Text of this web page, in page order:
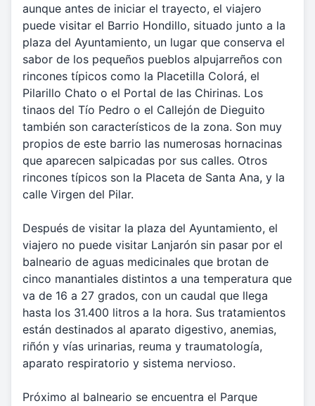
aunque antes de iniciar el trayecto, el viajero
puede visitar el Barrio Hondillo, situado junto a la
plaza del Ayuntamiento, un lugar que conserva el
sabor de los pequeños pueblos alpujarreños con
rincones típicos como la Placetilla Colorá, el
Pilarillo Chato o el Portal de las Chirinas. Los
tinaos del Tío Pedro o el Callejón de Dieguito
también son característicos de la zona. Son muy
propios de este barrio las numerosas hornacinas
que aparecen salpicadas por sus calles. Otros
rincones típicos son la Placeta de Santa Ana, y la
calle Virgen del Pilar.
Después de visitar la plaza del Ayuntamiento, el
viajero no puede visitar Lanjarón sin pasar por el
balneario de aguas medicinales que brotan de
cinco manantiales distintos a una temperatura que
va de 16 a 27 grados, con un caudal que llega
hasta los 31.400 litros a la hora. Sus tratamientos
están destinados al aparato digestivo, anemias,
riñón y vías urinarias, reuma y traumatología,
aparato respiratorio y sistema nervioso.
Próximo al balneario se encuentra el Parque